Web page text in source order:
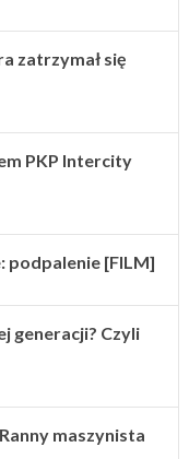
zatrzymał się
PKP Intercity
podpalenie [FILM]
generacji? Czyli
maszynista